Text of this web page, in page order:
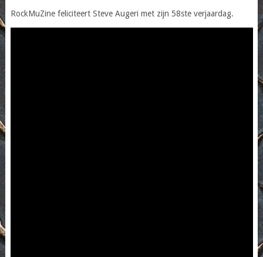
RockMuZine feliciteert Steve Augeri met zijn 58ste verjaardag.